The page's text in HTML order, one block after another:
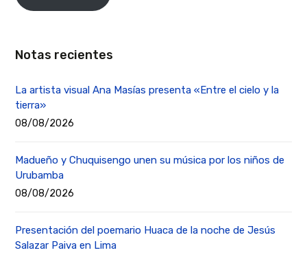
Notas recientes
La artista visual Ana Masías presenta «Entre el cielo y la
tierra»
08/08/2026
Madueño y Chuquisengo unen su música por los niños de
Urubamba
08/08/2026
Presentación del poemario Huaca de la noche de Jesús
Salazar Paiva en Lima